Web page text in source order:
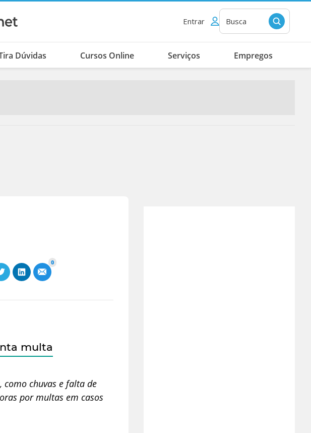
Entrar Busca
Dúvidas Cursos Online Serviços Empregos
0
multa
como chuvas e falta de
por multas em casos